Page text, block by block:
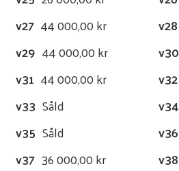
v27 44 000,00 kr v28
v29 44 000,00 kr v30
v31 44 000,00 kr v32
v33 Såld v34
v35 Såld v36
v37 36 000,00 kr v38